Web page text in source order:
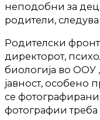
неподобни за
родители,
Родителски
директорот,
биологија во ООУ
јавност, особено
се
фотографии